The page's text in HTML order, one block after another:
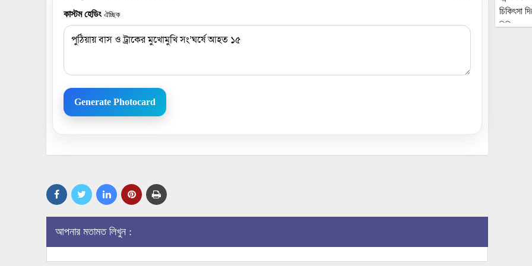
কাস্টম হেডিং ঐচ্ছিক
Generate Photocard
আপনার মতামত লিখুন :